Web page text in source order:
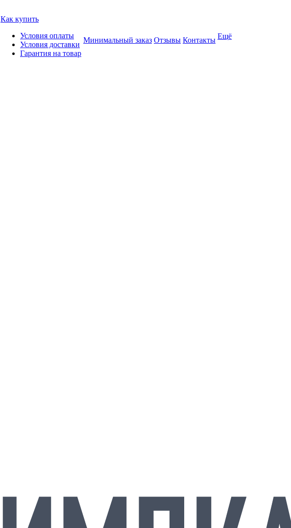
Как купить
Условия оплаты
Условия доставки
Гарантия на товар
Минимальный заказ Отзывы Контакты Ещё